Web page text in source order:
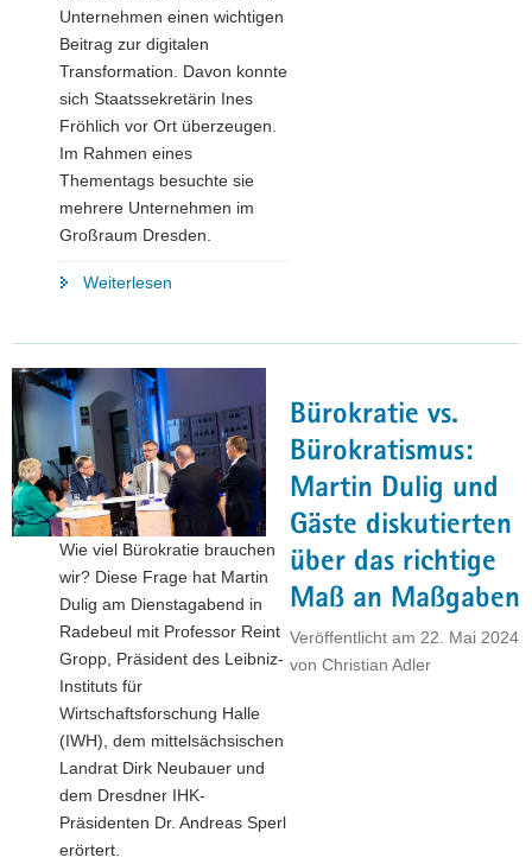
Unternehmen einen wichtigen
Beitrag zur digitalen
Transformation. Davon konnte
sich Staatssekretärin Ines
Fröhlich vor Ort überzeugen.
Im Rahmen eines
Thementags besuchte sie
mehrere Unternehmen im
Großraum Dresden.
Weiterlesen
Bürokratie vs.
Bürokratismus:
Martin Dulig und
Gäste diskutierten
über das richtige
Maß an Maßgaben
Veröffentlicht am 22. Mai 2024
von Christian Adler
Wie viel Bürokratie brauchen
wir? Diese Frage hat Martin
Dulig am Dienstagabend in
Radebeul mit Professor Reint
Gropp, Präsident des Leibniz-
Instituts für
Wirtschaftsforschung Halle
(IWH), dem mittelsächsischen
Landrat Dirk Neubauer und
dem Dresdner IHK-
Präsidenten Dr. Andreas Sperl
erörtert.